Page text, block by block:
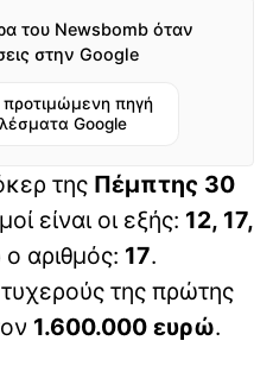
του Newsbomb όταν
στην Google
πηγή
Google
της Πέμπτης 30
είναι οι εξής: 12, 17,
αριθμός: 17.
της πρώτης
1.600.000 ευρώ.